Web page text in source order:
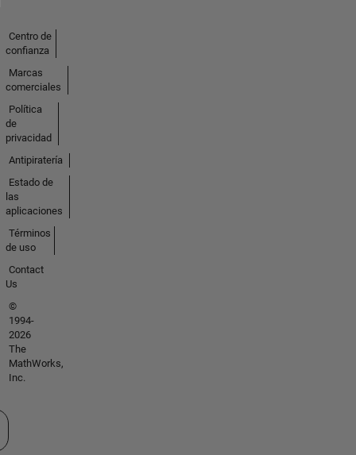
Centro de
confianza
Marcas
comerciales
Política
de
privacidad
Antipiratería
Estado de
las
aplicaciones
Términos
de uso
Contact
Us
©
1994-
2026
The
MathWorks,
Inc.
un país/idioma